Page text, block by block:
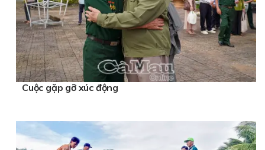
Cuộc gặp gỡ xúc động